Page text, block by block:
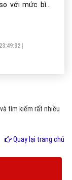
với mức bình
tìm kiếm rất nhiều
Quay lại trang chủ